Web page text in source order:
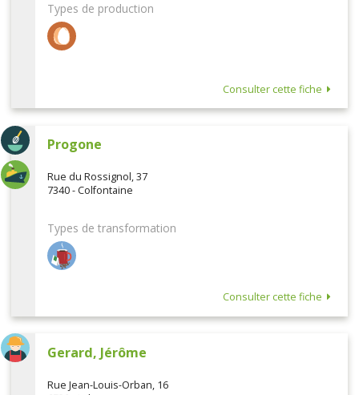
Types de production
Consulter cette fiche
Progone
Rue du Rossignol, 37
7340 - Colfontaine
Types de transformation
Consulter cette fiche
Gerard, Jérôme
Rue Jean-Louis-Orban, 16